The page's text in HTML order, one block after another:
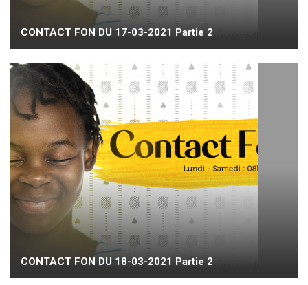
CONTACT FON DU 17-03-2021 Partie 2
CONTACT FON DU 18-03-2021 Partie 2